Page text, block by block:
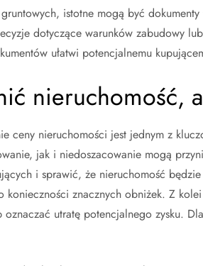
istotne mogą być
dotyczące warunków zabudowy
ułatwi potencjalnemu
nieruchomość,
ceny nieruchomości jest jednym z
jak i niedoszacowanie mogą
i sprawić, że nieruchomość
konieczności znacznych obniżek. Z
utratę potencjalnego zysku.